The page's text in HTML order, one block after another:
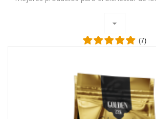
arrow_drop_down
(7)